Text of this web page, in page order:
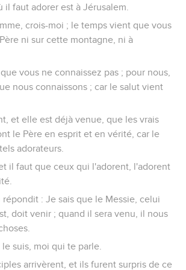
faut adorer est à Jérusalem.
crois-moi ; le temps vient que vous
ni sur cette montagne, ni à
vous ne connaissez pas ; pour nous,
nous connaissons ; car le salut vient
et elle est déjà venue, que les vrais
le Père en esprit et en vérité, car le
adorateurs.
il faut que ceux qui l'adorent, l'adorent
: Je sais que le Messie, celui
doit venir ; quand il sera venu, il nous
suis, moi qui te parle.
arrivèrent, et ils furent surpris de ce